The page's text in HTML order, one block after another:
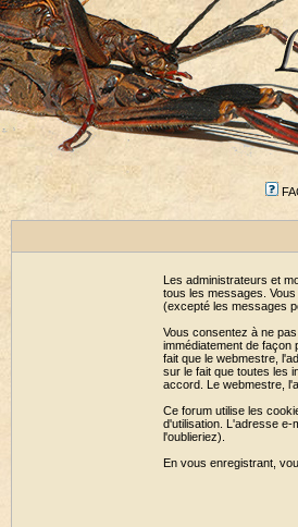
Les administrateurs et
tous les messages.
(excepté les messages
Vous consentez à ne
immédiatement de
fait que le webmestre,
sur le fait que toutes les
accord. Le webmestre,
Ce forum utilise les
d'utilisation. L'adresse e-
l'oublieriez).
En vous enregistrant,